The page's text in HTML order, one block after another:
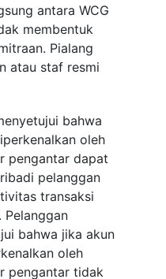
antara WCG
membentuk
Pialang
atau staf resmi
bahwa
oleh
pengantar dapat
pelanggan
transaksi
Pelanggan
bahwa jika akun
oleh
pengantar tidak